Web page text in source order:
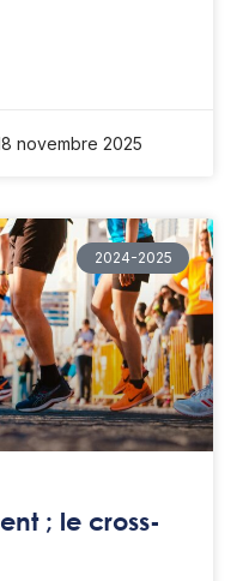
novembre 2025
2024-2025
; le cross-